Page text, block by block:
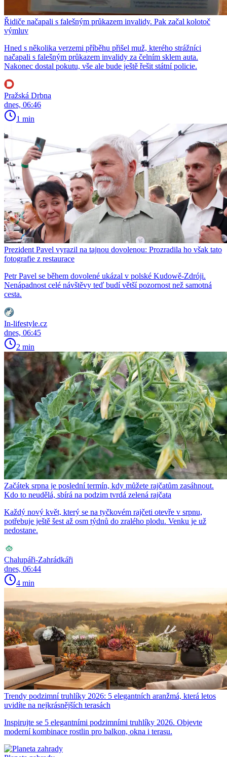
Řidiče načapali s falešným průkazem invalidy. Pak začal kolotoč
výmluv
Hned s několika verzemi příběhu přišel muž, kterého strážníci
načapali s falešným průkazem invalidy za čelním sklem auta.
Nakonec dostal pokutu, vše ale bude ještě řešit státní policie.
Pražská Drbna
dnes, 06:46
1 min
Prezident Pavel vyrazil na tajnou dovolenou: Prozradila ho však tato
fotografie z restaurace
Petr Pavel se během dovolené ukázal v polské Kudowě-Zdróji.
Nenápadnost celé návštěvy teď budí větší pozornost než samotná
cesta.
In-lifestyle.cz
dnes, 06:45
2 min
Začátek srpna je poslední termín, kdy můžete rajčatům zasáhnout.
Kdo to neudělá, sbírá na podzim tvrdá zelená rajčata
Každý nový květ, který se na tyčkovém rajčeti otevře v srpnu,
potřebuje ještě šest až osm týdnů do zralého plodu. Venku je už
nedostane.
Chalupáři-Zahrádkáři
dnes, 06:44
4 min
Trendy podzimní truhlíky 2026: 5 elegantních aranžmá, která letos
uvidíte na nejkrásnějších terasách
Inspirujte se 5 elegantními podzimními truhlíky 2026. Objevte
moderní kombinace rostlin pro balkon, okna i terasu.